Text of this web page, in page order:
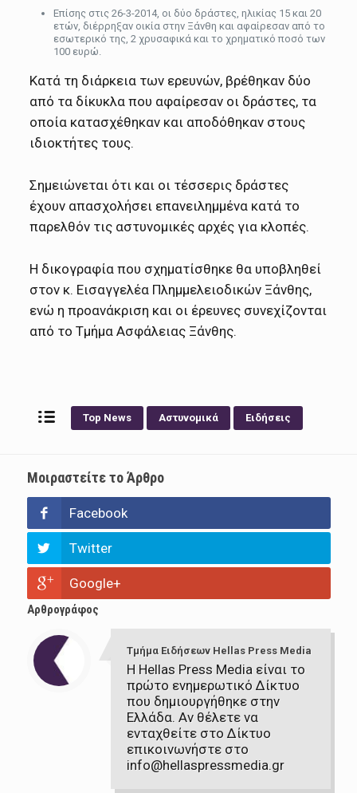
Επίσης στις 26-3-2014, οι δύο δράστες, ηλικίας 15 και 20
ετών, διέρρηξαν οικία στην Ξάνθη και αφαίρεσαν από το
εσωτερικό της, 2 χρυσαφικά και το χρηματικό ποσό των
100 ευρώ.
Κατά τη διάρκεια των ερευνών, βρέθηκαν δύο
από τα δίκυκλα που αφαίρεσαν οι δράστες, τα
οποία κατασχέθηκαν και αποδόθηκαν στους
ιδιοκτήτες τους.
Σημειώνεται ότι και οι τέσσερις δράστες
έχουν απασχολήσει επανειλημμένα κατά το
παρελθόν τις αστυνομικές αρχές για κλοπές.
Η δικογραφία που σχηματίσθηκε θα υποβληθεί
στον κ. Εισαγγελέα Πλημμελειοδικών Ξάνθης,
ενώ η προανάκριση και οι έρευνες συνεχίζονται
από το Τμήμα Ασφάλειας Ξάνθης.
Top News Αστυνομικά Ειδήσεις
Μοιραστείτε το Άρθρο
Facebook
Twitter
Google+
Αρθρογράφος
Τμήμα Ειδήσεων Hellas Press Media
Η Hellas Press Media είναι το
πρώτο ενημερωτικό Δίκτυο
που δημιουργήθηκε στην
Ελλάδα. Αν θέλετε να
ενταχθείτε στο Δίκτυο
επικοινωνήστε στο
info@hellaspressmedia.gr